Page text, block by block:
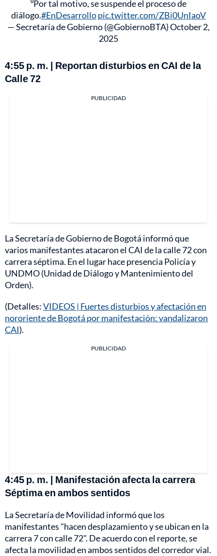
⁰Por tal motivo, se suspende el proceso de
diálogo.#EnDesarrollopic.twitter.com/ZBi0UnIaoV
— Secretaría de Gobierno (@GobiernoBTA)October 2,
2025
4:55 p. m. | Reportan disturbios en CAI de la
Calle 72
PUBLICIDAD
La Secretaría de Gobierno de Bogotá informó que
varios manifestantes atacaron el CAI de la calle 72 con
carrera séptima. En el lugar hace presencia Policía y
UNDMO (Unidad de Diálogo y Mantenimiento del
Orden).
(Detalles:VIDEOS | Fuertes disturbios y afectación en
nororiente de Bogotá por manifestación: vandalizaron
CAI).
PUBLICIDAD
4:45 p. m. | Manifestación afecta la carrera
Séptima en ambos sentidos
La Secretaría de Movilidad informó que los
manifestantes "hacen desplazamiento y se ubican en la
carrera 7 con calle 72". De acuerdo con el reporte, se
afecta la movilidad en ambos sentidos del corredor vial.